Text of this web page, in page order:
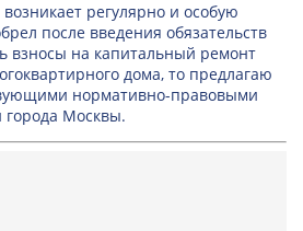
возникает регулярно и особую
после введения обязательств
взносы на капитальный ремонт
дома, то предлагаю
нормативно-правовыми
города Москвы.